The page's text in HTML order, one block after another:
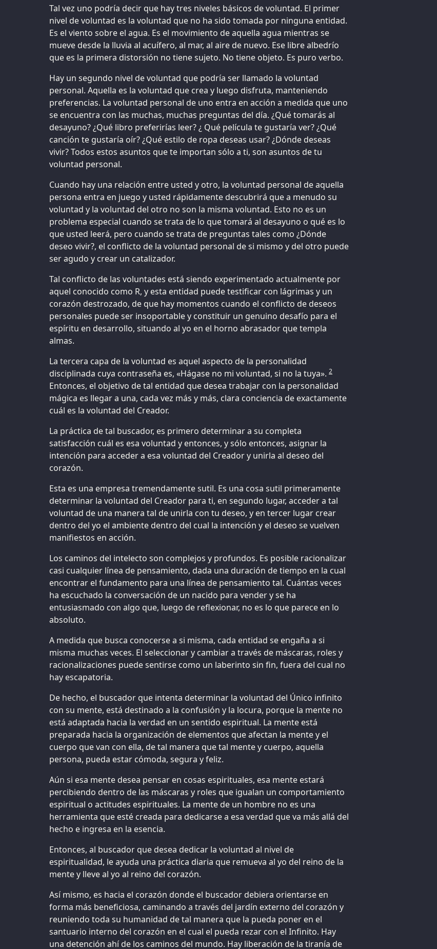
Tal vez uno podría decir que hay tres niveles básicos de voluntad. El primer
nivel de voluntad es la voluntad que no ha sido tomada por ninguna entidad.
Es el viento sobre el agua. Es el movimiento de aquella agua mientras se
mueve desde la lluvia al acuífero, al mar, al aire de nuevo. Ese libre albedrío
que es la primera distorsión no tiene sujeto. No tiene objeto. Es puro verbo.
Hay un segundo nivel de voluntad que podría ser llamado la voluntad
personal. Aquella es la voluntad que crea y luego disfruta, manteniendo
preferencias. La voluntad personal de uno entra en acción a medida que uno
se encuentra con las muchas, muchas preguntas del día. ¿Qué tomarás al
desayuno? ¿Qué libro preferirías leer? ¿ Qué película te gustaría ver? ¿Qué
canción te gustaría oír? ¿Qué estilo de ropa deseas usar? ¿Dónde deseas
vivir? Todos estos asuntos que te importan sólo a ti, son asuntos de tu
voluntad personal.
Cuando hay una relación entre usted y otro, la voluntad personal de aquella
persona entra en juego y usted rápidamente descubrirá que a menudo su
voluntad y la voluntad del otro no son la misma voluntad. Esto no es un
problema especial cuando se trata de lo que tomará al desayuno o qué es lo
que usted leerá, pero cuando se trata de preguntas tales como ¿Dónde
deseo vivir?, el conflicto de la voluntad personal de si mismo y del otro puede
ser agudo y crear un catalizador.
Tal conflicto de las voluntades está siendo experimentado actualmente por
aquel conocido como R, y esta entidad puede testificar con lágrimas y un
corazón destrozado, de que hay momentos cuando el conflicto de deseos
personales puede ser insoportable y constituir un genuino desafío para el
espíritu en desarrollo, situando al yo en el horno abrasador que templa
almas.
La tercera capa de la voluntad es aquel aspecto de la personalidad
disciplinada cuya contraseña es, «Hágase no mi voluntad, si no la tuya». 2
Entonces, el objetivo de tal entidad que desea trabajar con la personalidad
mágica es llegar a una, cada vez más y más, clara conciencia de exactamente
cuál es la voluntad del Creador.
La práctica de tal buscador, es primero determinar a su completa
satisfacción cuál es esa voluntad y entonces, y sólo entonces, asignar la
intención para acceder a esa voluntad del Creador y unirla al deseo del
corazón.
Esta es una empresa tremendamente sutil. Es una cosa sutil primeramente
determinar la voluntad del Creador para ti, en segundo lugar, acceder a tal
voluntad de una manera tal de unirla con tu deseo, y en tercer lugar crear
dentro del yo el ambiente dentro del cual la intención y el deseo se vuelven
manifiestos en acción.
Los caminos del intelecto son complejos y profundos. Es posible racionalizar
casi cualquier línea de pensamiento, dada una duración de tiempo en la cual
encontrar el fundamento para una línea de pensamiento tal. Cuántas veces
ha escuchado la conversación de un nacido para vender y se ha
entusiasmado con algo que, luego de reflexionar, no es lo que parece en lo
absoluto.
A medida que busca conocerse a si misma, cada entidad se engaña a si
misma muchas veces. El seleccionar y cambiar a través de máscaras, roles y
racionalizaciones puede sentirse como un laberinto sin fin, fuera del cual no
hay escapatoria.
De hecho, el buscador que intenta determinar la voluntad del Único infinito
con su mente, está destinado a la confusión y la locura, porque la mente no
está adaptada hacia la verdad en un sentido espiritual. La mente está
preparada hacia la organización de elementos que afectan la mente y el
cuerpo que van con ella, de tal manera que tal mente y cuerpo, aquella
persona, pueda estar cómoda, segura y feliz.
Aún si esa mente desea pensar en cosas espirituales, esa mente estará
percibiendo dentro de las máscaras y roles que igualan un comportamiento
espiritual o actitudes espirituales. La mente de un hombre no es una
herramienta que esté creada para dedicarse a esa verdad que va más allá del
hecho e ingresa en la esencia.
Entonces, al buscador que desea dedicar la voluntad al nivel de
espiritualidad, le ayuda una práctica diaria que remueva al yo del reino de la
mente y lleve al yo al reino del corazón.
Así mismo, es hacia el corazón donde el buscador debiera orientarse en
forma más beneficiosa, caminando a través del jardín externo del corazón y
reuniendo toda su humanidad de tal manera que la pueda poner en el
santuario interno del corazón en el cual el pueda rezar con el Infinito. Hay
una detención ahí de los caminos del mundo. Hay liberación de la tiranía de